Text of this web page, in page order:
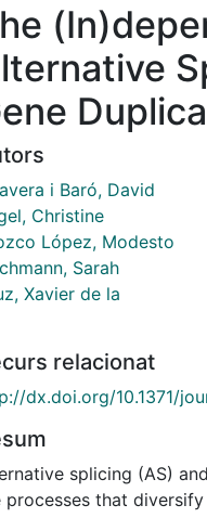
i Baró, David
Christine
López, Modesto
Sarah
Xavier de la
relacionat
dx.doi.org/10.1371/
splicing (AS)
processes that